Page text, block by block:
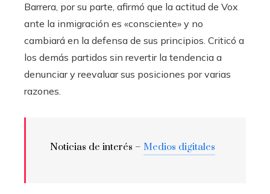
Barrera, por su parte, afirmó que la actitud de Vox
ante la inmigración es «consciente» y no
cambiará en la defensa de sus principios. Criticó a
los demás partidos sin revertir la tendencia a
denunciar y reevaluar sus posiciones por varias
razones.
Noticias de interés – Medios digitales